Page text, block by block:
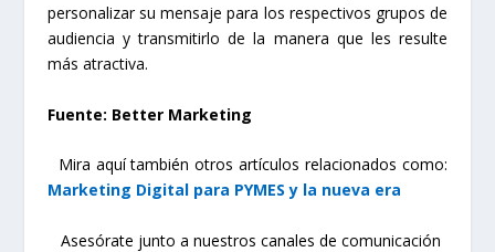
personalizar su mensaje para los respectivos grupos de
audiencia y transmitirlo de la manera que les resulte
más atractiva.
Fuente: Better Marketing
Mira aquí también otros artículos relacionados como:
Marketing Digital para PYMES y la nueva era
Asesórate junto a nuestros canales de comunicación